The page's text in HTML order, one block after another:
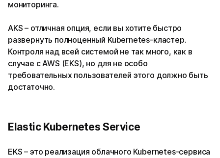
мониторинга.
AKS – отличная опция, если вы хотите быстро
развернуть полноценный Kubernetes-кластер.
Контроля над всей системой не так много, как в
случае с AWS (EKS), но для не особо
требовательных пользователей этого должно быть
достаточно.
Elastic Kubernetes Service
EKS – это реализация облачного Kubernetes-сервиса